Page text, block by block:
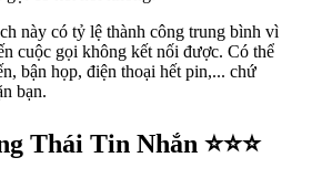
này có tỷ lệ thành công trung bình vì
cuộc gọi không kết nối được. Có thể
bận họp, điện thoại hết pin,... chứ
bạn.
Thái Tin Nhắn ⭐⭐⭐